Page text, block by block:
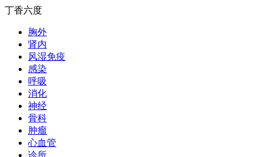
丁香六度
胸外
肾内
风湿免疫
感染
呼吸
消化
神经
骨科
肿瘤
心血管
诊所